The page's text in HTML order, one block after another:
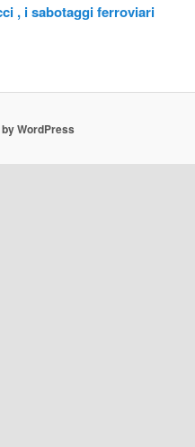
, i sabotaggi ferroviari
WordPress